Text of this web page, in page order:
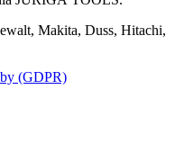
Makita, Duss, Hitachi,
(GDPR)